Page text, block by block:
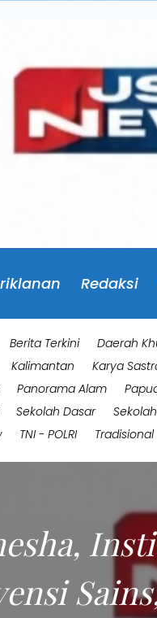
Redaksi
Berita Terkini Daerah
Kalimantan Karya
Panorama Alam
Sekolah Dasar
TNI - POLRI Tradisional